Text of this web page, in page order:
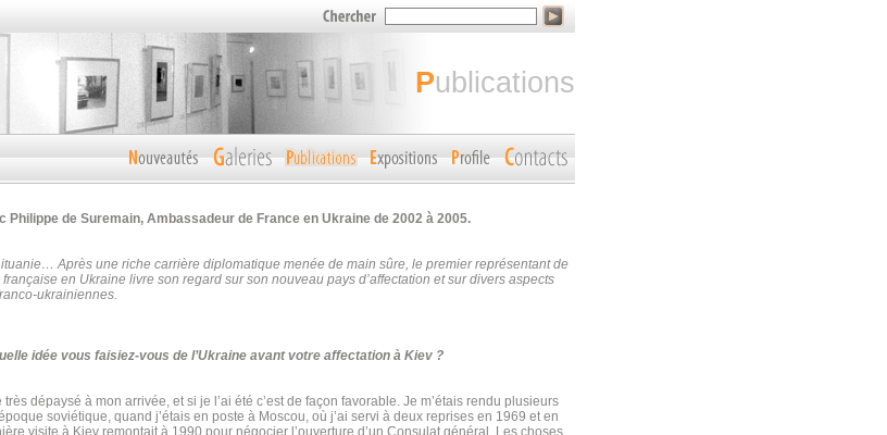
publications
Philippe de Suremain, Ambassadeur de France en Ukraine de 2002 à 2005.
Après une riche carrière diplomatique menée de main sûre, le premier représentant de
en Ukraine livre son regard sur son nouveau pays d’affectation et sur divers aspects
ukrainiennes.
idée vous faisiez-vous de l’Ukraine avant votre affectation à Kiev ?
très dépaysé à mon arrivée, et si je l’ai été c’est de façon favorable. Je m’étais rendu plusieurs
soviétique, quand j’étais en poste à Moscou, où j’ai servi à deux reprises en 1969 et en
visite à Kiev remontait à 1990 pour négocier l’ouverture d’un Consulat général. Les choses